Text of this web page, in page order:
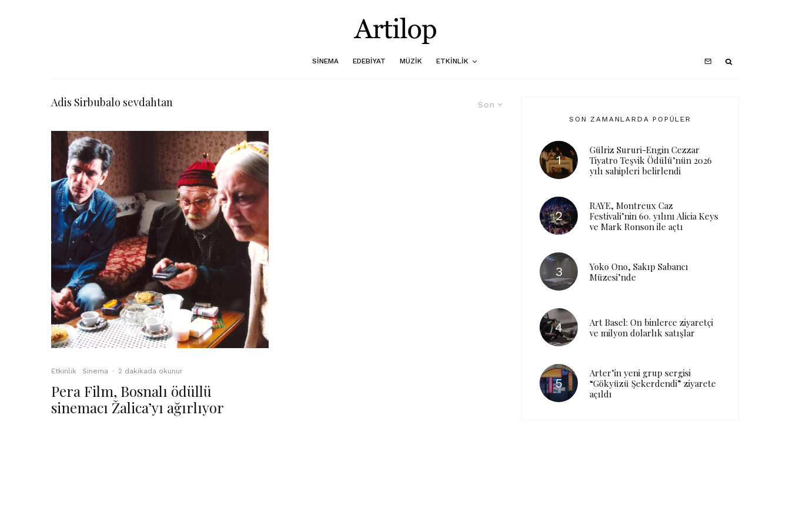
SINEMA EDEBIYAT MÜZIK ETKINLIK
Son
Adis Sirbubalo sevdahtan
Etkinlik Sinema · 2 dakikada okunur
Pera Film, Bosnalı ödüllü
sinemacı Žalica’yı ağırlıyor
SON ZAMANLARDA POPÜLER
Gülriz Sururi-Engin Cezzar
Tiyatro Teşvik Ödülü’nün 2026
yılı sahipleri belirlendi
RAYE, Montreux Caz
Festivali’nin 60. yılını Alicia Keys
ve Mark Ronson ile açtı
Yoko Ono, Sakıp Sabancı
Müzesi’nde
Art Basel: On binlerce ziyaretçi
ve milyon dolarlık satışlar
Arter’in yeni grup sergisi
“Gökyüzü Şekerdendi” ziyarete
açıldı